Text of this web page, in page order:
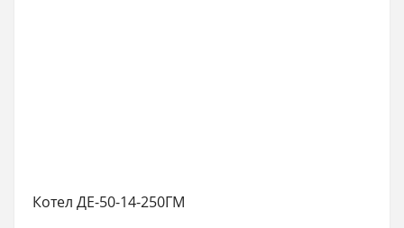
Котел ДЕ-50-14-250ГМ